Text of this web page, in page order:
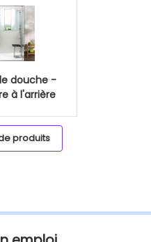
douche -
à l'arrière
produits